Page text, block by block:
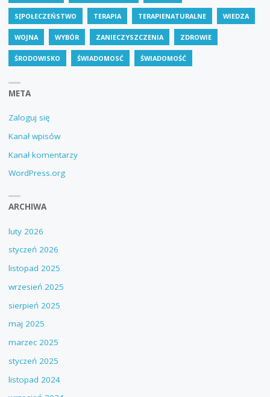
S[POŁECZEŃSTWO TERAPIA TERAPIENATURALNE WIEDZA
WOJNA WYBÓR ZANIECZYSZCZENIA ZDROWIE
ŚRODOWISKO ŚWIADOMOSĆ ŚWIADOMOŚĆ
META
Zaloguj się
Kanał wpisów
Kanał komentarzy
WordPress.org
ARCHIWA
luty 2026
styczeń 2026
listopad 2025
wrzesień 2025
sierpień 2025
maj 2025
marzec 2025
styczeń 2025
listopad 2024